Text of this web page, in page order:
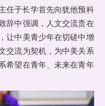
任于长学首先向犹他预科
辞中强调，人文交流贵在
让中美青少年在切磋中增
交流为契机，为中美关系
希望在青年、未来在青年